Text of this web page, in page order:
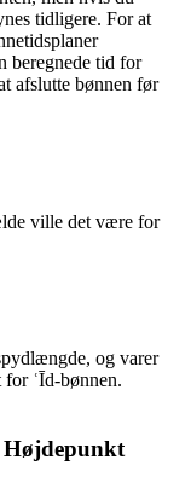
tidligere. For at
beregnede tid for
afslutte bønnen før
ville det være for
og varer
ʿĪd-bønnen.
Højdepunkt